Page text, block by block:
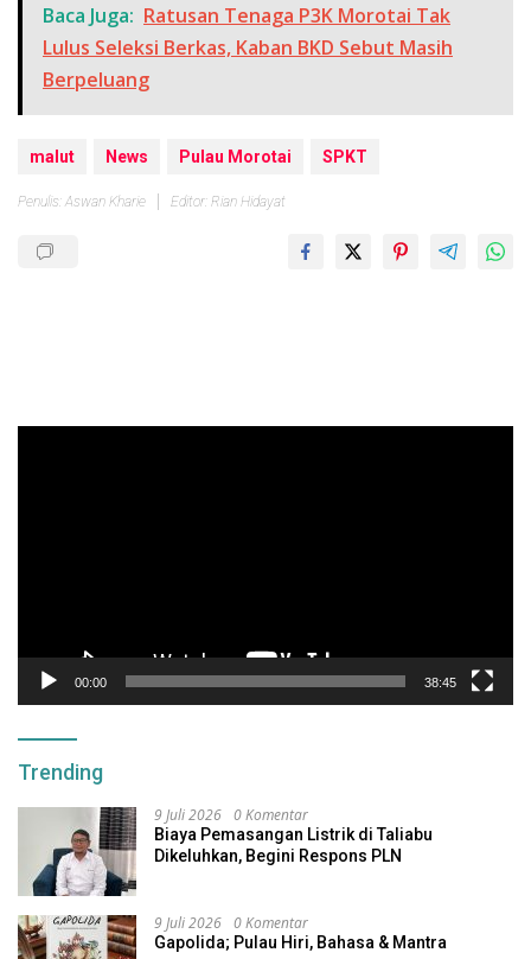
Baca Juga: Ratusan Tenaga P3K Morotai Tak
Lulus Seleksi Berkas, Kaban BKD Sebut Masih
Berpeluang
malut News Pulau Morotai SPKT
Penulis: Aswan Kharie Editor: Rian Hidayat
00:00 38:45
Trending
9 Juli 2026 0 Komentar
Biaya Pemasangan Listrik di Taliabu
Dikeluhkan, Begini Respons PLN
9 Juli 2026 0 Komentar
Gapolida; Pulau Hiri, Bahasa & Mantra